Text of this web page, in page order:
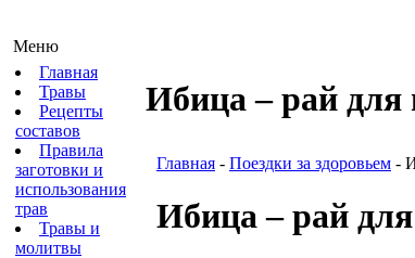
Меню
Главная
Травы
Рецепты
составов
Правила
заготовки и
использования
трав
Травы и
молитвы
Ибица – рай для
Главная - Поездки за здоровьем -
Ибица – рай для